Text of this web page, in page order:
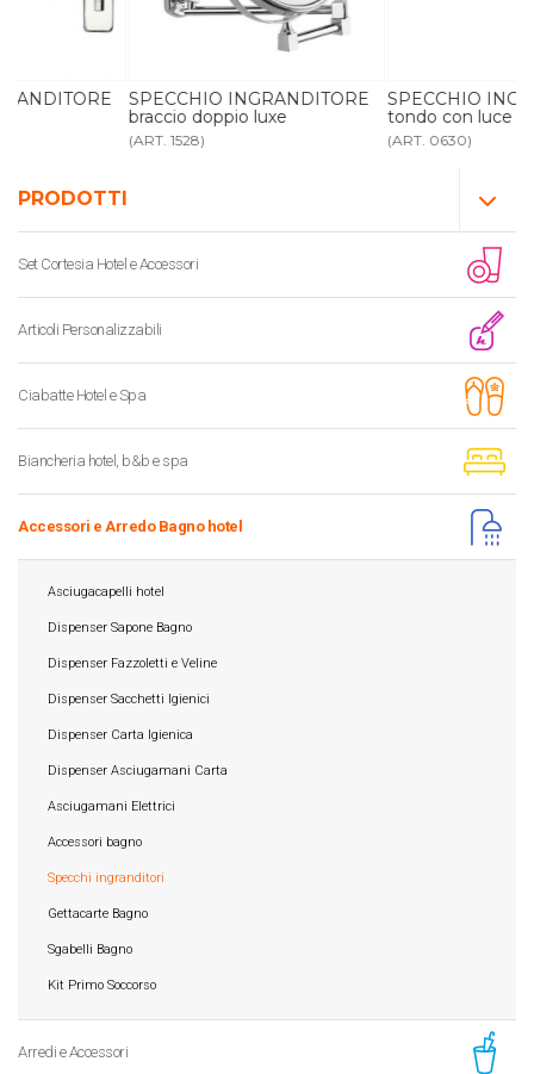
PRODOTTI
Set Cortesia Hotel e Accessori
Articoli Personalizzabili
Ciabatte Hotel e Spa
Biancheria hotel, b&b e spa
Accessori e Arredo Bagno hotel
Asciugacapelli hotel
Dispenser Sapone Bagno
Dispenser Fazzoletti e Veline
Dispenser Sacchetti Igienici
Dispenser Carta Igienica
Dispenser Asciugamani Carta
Asciugamani Elettrici
Accessori bagno
Specchi ingranditori
Gettacarte Bagno
Sgabelli Bagno
Kit Primo Soccorso
Arredi e Accessori
SPECCHIO INGRANDITORE
braccio doppio luxe
SPECCHIO INGRANDITORE
tondo con luce